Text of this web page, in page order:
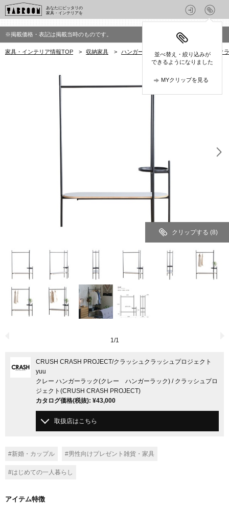
あなたにピッタリの
家具・インテリアを
並べ替え・絞り込みが
できるようになりました
MYクリップを見る
※掲載価格・表記は掲載当時のものです。
家具・インテリア情報TOP > 収納家具 > ハンガーラック・コートハンガー ク
クリップする (8)
1/1
CRUSH CRASH PROJECT/クラッシュクラッシュプロジェクト
yuu
クレー ハンガーラック(クレー ハンガーラック) / クラッシュプロ
ジェクト(CRUSH CRASH PROJECT)
カタログ価格(税抜): ¥43,000
取扱店はこちら
#新婚・カップル #男性向けプレゼント雑貨・家具
#はじめての一人暮らし
アイテム特徴